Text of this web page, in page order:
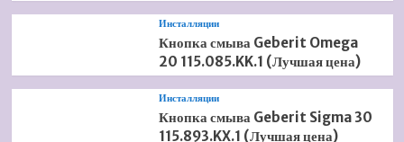
Инсталляции
Кнопка смыва Geberit Omega
20 115.085.KK.1 (Лучшая цена)
Инсталляции
Кнопка смыва Geberit Sigma 30
115.893.KX.1 (Лучшая цена)